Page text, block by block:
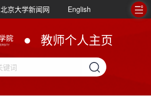
北京大学新闻网 English
教师个人主页